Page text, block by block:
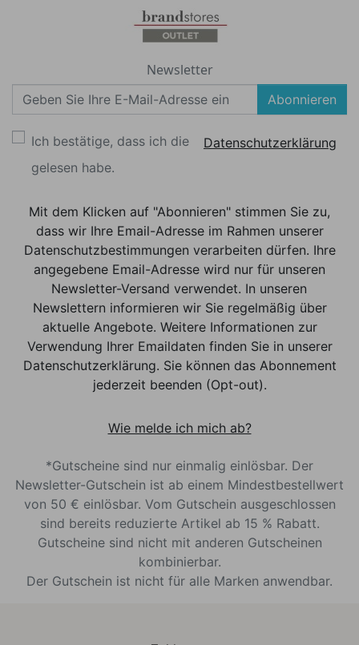
Newsletter
Abonnieren
Ich bestätige, dass ich die
Datenschutzerklärung
gelesen habe.
Mit dem Klicken auf "Abonnieren" stimmen Sie zu,
dass wir Ihre Email-Adresse im Rahmen unserer
Datenschutzbestimmungen verarbeiten dürfen. Ihre
angegebene Email-Adresse wird nur für unseren
Newsletter-Versand verwendet. In unseren
Newslettern informieren wir Sie regelmäßig über
aktuelle Angebote. Weitere Informationen zur
Verwendung Ihrer Emaildaten finden Sie in unserer
Datenschutzerklärung. Sie können das Abonnement
jederzeit beenden (Opt-out).
Wie melde ich mich ab?
*Gutscheine sind nur einmalig einlösbar. Der
Newsletter-Gutschein ist ab einem Mindestbestellwert
von 50 € einlösbar. Vom Gutschein ausgeschlossen
sind bereits reduzierte Artikel ab 15 % Rabatt.
Gutscheine sind nicht mit anderen Gutscheinen
kombinierbar.
Der Gutschein ist nicht für alle Marken anwendbar.